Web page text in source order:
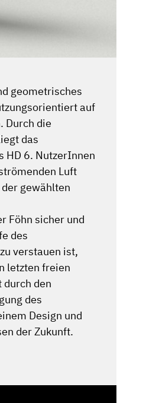
geometrisches
auf
Durch die
das
HD 6. NutzerInnen
Luft
gewählten
Föhn sicher und
des
verstauen ist,
letzten freien
durch den
des
Design und
der Zukunft.